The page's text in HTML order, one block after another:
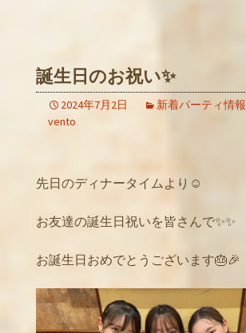
誕生日のお祝い✨
2024年7月2日 新着パーティ情報
vento
先日のディナータイムより☺️
お友達の誕生日祝いを皆さんで✨✨
お誕生日おめでとうございます🎂🎉